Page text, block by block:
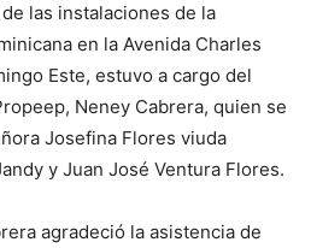
las instalaciones de la
en la Avenida Charles
Este, estuvo a cargo del
Neney Cabrera, quien se
Josefina Flores viuda
y Juan José Ventura Flores.
agradeció la asistencia de